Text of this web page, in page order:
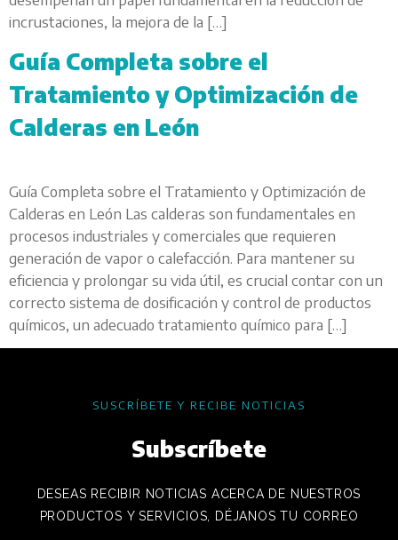
incrustaciones, la mejora de la […]
Guía Completa sobre el
Tratamiento y Optimización de
Calderas en León
Guía Completa sobre el Tratamiento y Optimización de
Calderas en León Las calderas son fundamentales en
procesos industriales y comerciales que requieren
generación de vapor o calefacción. Para mantener su
eficiencia y prolongar su vida útil, es crucial contar con un
correcto sistema de dosificación y control de productos
químicos, un adecuado tratamiento químico para […]
SUSCRÍBETE Y RECIBE NOTICIAS
Subscríbete
DESEAS RECIBIR NOTICIAS ACERCA DE NUESTROS
PRODUCTOS Y SERVICIOS, DÉJANOS TU CORREO